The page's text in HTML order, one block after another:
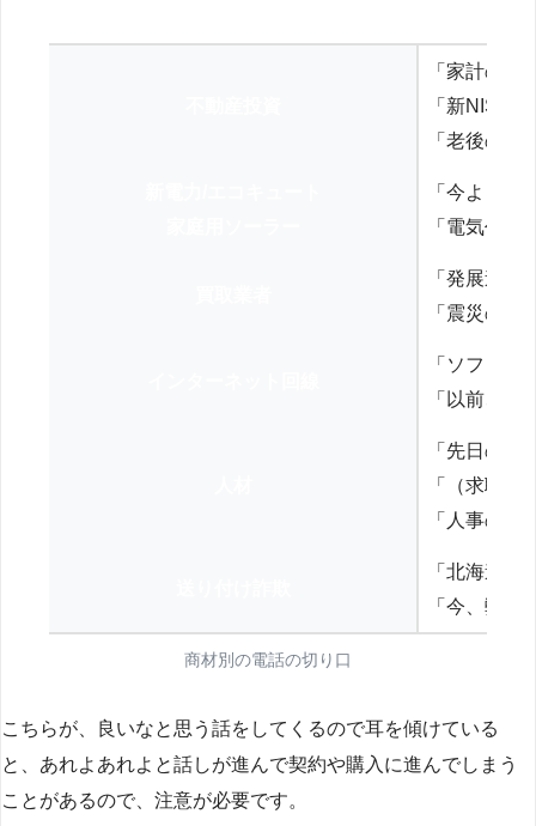
「家計の見
「新NISA
「老後の
「今より
「電気代を
「発展途
「震災の
「ソフト
「以前、
「先日の
「（求職
「人事の方
「北海道
「今、弊
商材別の電話の切り口
こちらが、良いなと思う話をしてくるので耳を傾けている
と、あれよあれよと話しが進んで契約や購入に進んでしまう
ことがあるので、注意が必要です。